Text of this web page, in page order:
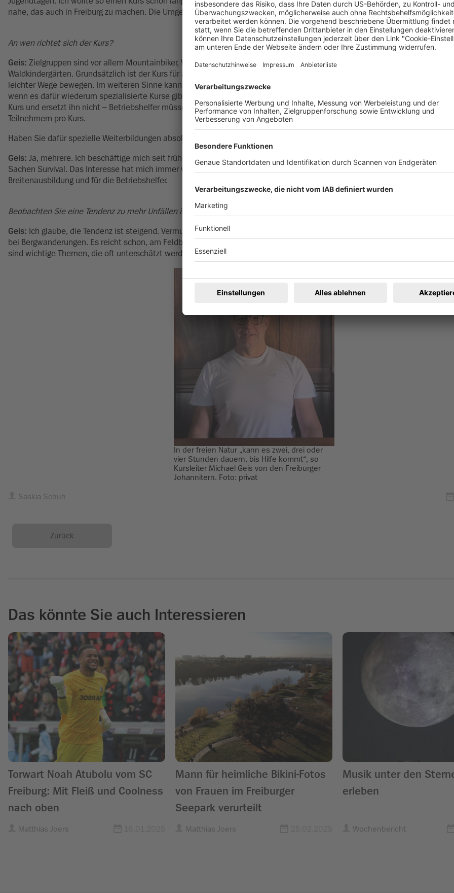
nahe, das auch in Freiburg zu machen. Die Umgebung mit der Nähe zum Schwarzwald eignet sich dafür hervorragend.
An wen richtet sich der Kurs?
Geis: Zielgruppen sind vor allem Mountainbiker, Wandernde, Tourenradler sowie Jäger, Waldarbeiter oder Mitarbeiter in
Waldkindergärten. Grundsätzlich ist der Kurs für alle sinnvoll, die größere oder abgelegenere Touren planen oder sich
leichter Wege bewegen. Im weiteren Sinne kann das Wissen auch in Zeiten zunehmender Extremwetter und Krisen nützlich
wenn es dafür wiederum spezialisierte Kurse gibt. Hilfreich ist ein normaler Erste-Hilfe-Kurs im Vorfeld. Wichtig: Unser Kurs
Kurs und ersetzt ihn nicht – Betriebshelfer müssen weiterhin den regulären Erste-Hilfe-Kurs absolvieren. Wir rechnen mit
Teilnehmern pro Kurs.
Haben Sie dafür spezielle Weiterbildungen absolviert?
Geis: Ja, mehrere. Ich beschäftige mich seit frühester Jugend mit dem Thema – damals war Rüdiger Nehberg für viele ein
Sachen Survival. Das Interesse hat mich immer wieder begleitet. Unter anderem bin ich ehrenamtlich Erste-Hilfe-Ausbilder
Breitenausbildung und für die Betriebshelfer.
Beobachten Sie eine Tendenz zu mehr Unfällen in der freien Natur?
Geis: Ich glaube, die Tendenz ist steigend. Vermutlich spielen Fehleinschätzungen von Wetter- und Klimabedingungen eine
bei Bergwanderungen. Es reicht schon, am Feldberg abseits zu wandern und falsches Schuhwerk zu tragen. Unterkühlung
sind wichtige Themen, die oft unterschätzt werden. Dann ist es sinnvoll zu wissen, was zu tun ist.
In der freien Natur „kann es zwei, drei oder
vier Stunden dauern, bis Hilfe kommt“, so
Kursleiter Michael Geis von den Freiburger
Johannitern. Foto: privat
Saskia Schuh
Zurück
Das könnte Sie auch Interessieren
Torwart Noah Atubolu vom SC
Freiburg: Mit Fleiß und Coolness
nach oben
Matthias Joers
Mann für heimliche Bikini-Fotos
von Frauen im Freiburger
Seepark verurteilt
Matthias Joers
Musik unter den
erleben
Wochenbericht